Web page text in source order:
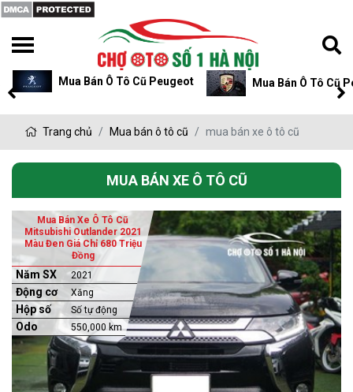
Mua Bán Ô Tô Cũ Peugeot Mua Bán Ô Tô Cũ
Trang chủ Mua bán ô tô cũ mua bán xe ô tô cũ
MUA BÁN XE Ô TÔ CŨ
Mua Bán Xe Ô Tô Cũ
Mitsubishi Outlander 2021
Màu Đen Giá Chỉ 680 Triệu
Đồng
Năm SX 2021
Động cơ Xăng
Hộp số Số tự động
Odo 550,000 km